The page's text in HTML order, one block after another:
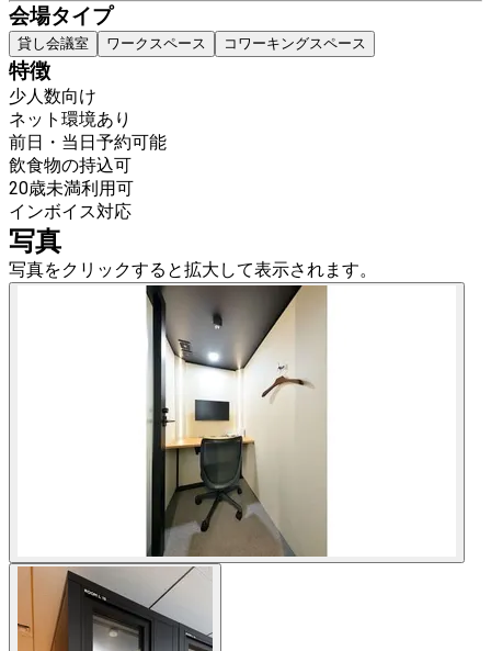
会場タイプ
貸し会議室 ワークスペース コワーキングスペース
特徴
少人数向け
ネット環境あり
前日・当日予約可能
飲食物の持込可
20歳未満利用可
インボイス対応
写真
写真をクリックすると拡大して表示されます。